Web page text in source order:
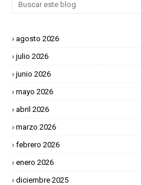
agosto 2026
julio 2026
junio 2026
mayo 2026
abril 2026
marzo 2026
febrero 2026
enero 2026
diciembre 2025